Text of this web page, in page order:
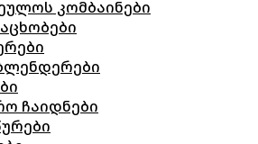
კომბაინები
ჩაიდნები